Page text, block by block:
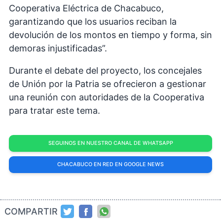
Cooperativa Eléctrica de Chacabuco,
garantizando que los usuarios reciban la
devolución de los montos en tiempo y forma, sin
demoras injustificadas”.
Durante el debate del proyecto, los concejales
de Unión por la Patria se ofrecieron a gestionar
una reunión con autoridades de la Cooperativa
para tratar este tema.
SEGUINOS EN NUESTRO CANAL DE WHATSAPP
CHACABUCO EN RED EN GOOGLE NEWS
COMPARTIR